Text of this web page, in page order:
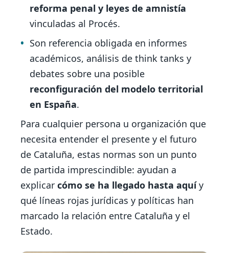
reforma penal y leyes de amnistía
vinculadas al Procés.
Son referencia obligada en informes
académicos, análisis de think tanks y
debates sobre una posible
reconfiguración del modelo territorial
en España.
Para cualquier persona u organización que
necesita entender el presente y el futuro
de Cataluña, estas normas son un punto
de partida imprescindible: ayudan a
explicar cómo se ha llegado hasta aquíy
qué líneas rojas jurídicas y políticas han
marcado la relación entre Cataluña y el
Estado.